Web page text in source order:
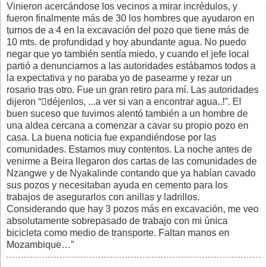
Vinieron acercándose los vecinos a mirar incrédulos, y
fueron finalmente más de 30 los hombres que ayudaron en
turnos de a 4 en la excavación del pozo que tiene más de
10 mts. de profundidad y hoy abundante agua. No puedo
negar que yo también sentía miedo, y cuando el jefe local
partió a denunciarnos a las autoridades estábamos todos a
la expectativa y no paraba yo de pasearme y rezar un
rosario tras otro. Fue un gran retiro para mí. Las autoridades
dijeron “déjenlos, ...a ver si van a encontrar agua..!”. El
buen suceso que tuvimos alentó también a un hombre de
una aldea cercana a comenzar a cavar su propio pozo en
casa. La buena noticia fue expandiéndose por las
comunidades. Estamos muy contentos. La noche antes de
venirme a Beira llegaron dos cartas de las comunidades de
Nzangwe y de Nyakalinde contando que ya habían cavado
sus pozos y necesitaban ayuda en cemento para los
trabajos de asegurarlos con anillas y ladrillos.
Considerando que hay 3 pozos más en excavación, me veo
absolutamente sobrepasado de trabajo con mi única
bicicleta como medio de transporte. Faltan manos en
Mozambique…”